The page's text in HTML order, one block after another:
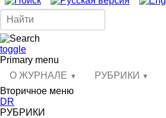
toggle
Primary menu
О ЖУРНАЛЕ
РУБРИКИ
Вторичное меню
DR
РУБРИКИ